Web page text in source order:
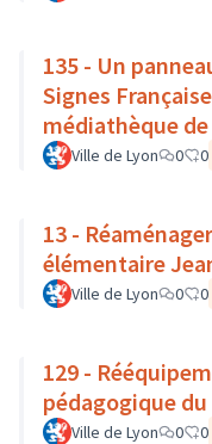
135 - Un
Signes
médiathèque de
Ville de Lyon 0 0
13 -
élémentaire
Ville de Lyon 0 0
129 -
pédagogique
Ville de Lyon 0 0